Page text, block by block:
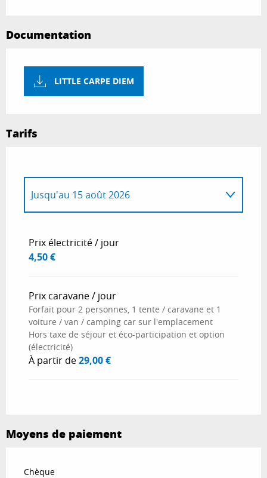
Documentation
LITTLE CARPE DIEM
Tarifs
Du21 juin 2026
Jusqu'au 15 août 2026
Du16 août 2026au
Du30 août 2026au20 septembre 2026
Prix électricité / jour
4,50 €
Prix caravane / jour
Forfait pour 2 personnes, 1 tente / caravane et 1
voiture / van / camping car sur l'emplacement
Hors taxe de séjour et éco-participation et option
(électricité)
À partir de29,00 €
Moyens de paiement
Chèque